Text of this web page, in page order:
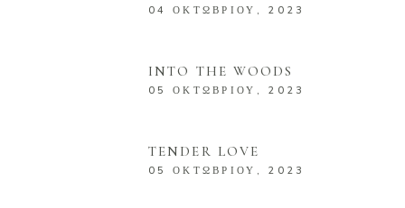
04 ΟΚΤΩΒΡΊΟΥ, 2023
INTO THE WOODS
05 ΟΚΤΩΒΡΊΟΥ, 2023
TENDER LOVE
05 ΟΚΤΩΒΡΊΟΥ, 2023